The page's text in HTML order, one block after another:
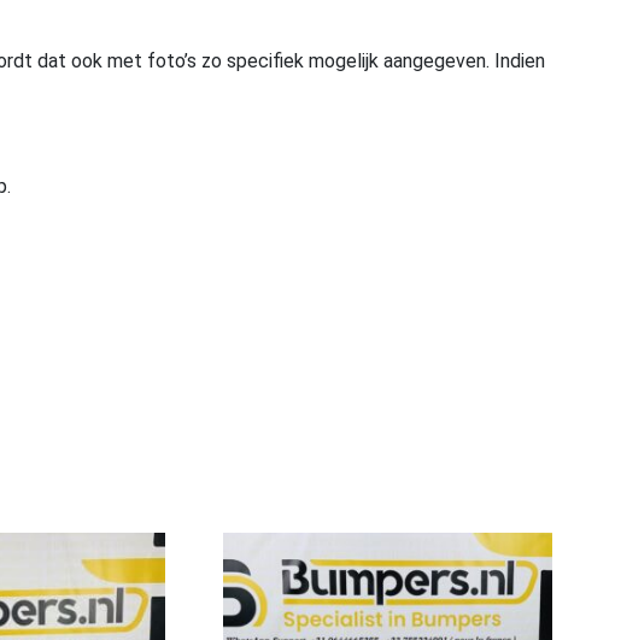
dat ook met foto’s zo specifiek mogelijk aangegeven. Indien